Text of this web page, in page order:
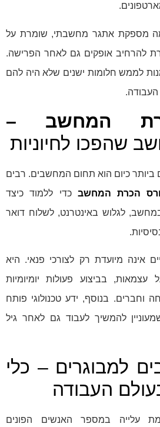
מספקת אתגר מחשבתי, שומרת על
להרחיב אופקים גם לאחר הפרישה.
לממש חלומות ישנים שלא היה להם
המחשב –
שהפכו לחיוניות
כיום הוא תחום המחשבים. רבים
הכרת המחשב כדי ללמוד כיצד
לגלוש באינטרנט, לשלוח דואר
אינה מיועדת רק לצורכי פנאי. היא
בביצוע פעולות יומיומיות
וחברים. בנוסף, ידע טכנולוגי פותח
להמשיך לעבוד גם לאחר גיל
למבוגרים – כלי
העבודה
עלייה במספר האנשים הפונים